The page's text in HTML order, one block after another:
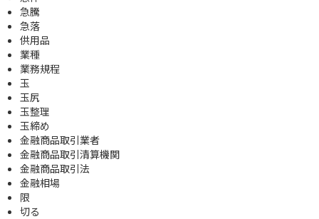
急騰
急落
供用品
業種
業務規程
玉
玉尻
玉整理
玉締め
金融商品取引業者
金融商品取引清算機関
金融商品取引法
金融相場
限
切る